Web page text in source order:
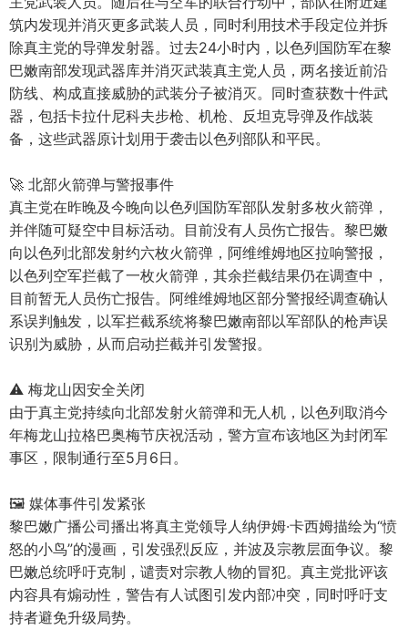
筑内发现并消灭更多武装人员，同时利用技术手段定位并拆
除真主党的导弹发射器。过去24小时内，以色列国防军在黎
巴嫩南部发现武器库并消灭武装真主党人员，两名接近前沿
防线、构成直接威胁的武装分子被消灭。同时查获数十件武
器，包括卡拉什尼科夫步枪、机枪、反坦克导弹及作战装
备，这些武器原计划用于袭击以色列部队和平民。
🚀 北部火箭弹与警报事件
真主党在昨晚及今晚向以色列国防军部队发射多枚火箭弹，
并伴随可疑空中目标活动。目前没有人员伤亡报告。黎巴嫩
向以色列北部发射约六枚火箭弹，阿维维姆地区拉响警报，
以色列空军拦截了一枚火箭弹，其余拦截结果仍在调查中，
目前暂无人员伤亡报告。阿维维姆地区部分警报经调查确认
系误判触发，以军拦截系统将黎巴嫩南部以军部队的枪声误
识别为威胁，从而启动拦截并引发警报。
⚠️ 梅龙山因安全关闭
由于真主党持续向北部发射火箭弹和无人机，以色列取消今
年梅龙山拉格巴奥梅节庆祝活动，警方宣布该地区为封闭军
事区，限制通行至5月6日。
🖼️ 媒体事件引发紧张
黎巴嫩广播公司播出将真主党领导人纳伊姆·卡西姆描绘为“愤
怒的小鸟”的漫画，引发强烈反应，并波及宗教层面争议。黎
巴嫩总统呼吁克制，谴责对宗教人物的冒犯。真主党批评该
内容具有煽动性，警告有人试图引发内部冲突，同时呼吁支
持者避免升级局势。